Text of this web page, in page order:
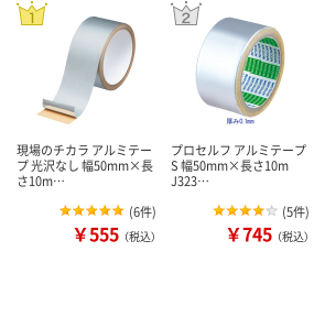
現場のチカラ アルミテー
プ 光沢なし 幅50mm×長
さ10m…
(6件)
￥555 （税込）
プロセルフ アルミテープ
S 幅50mm×長さ10m
J323…
(5件)
￥745 （税込）